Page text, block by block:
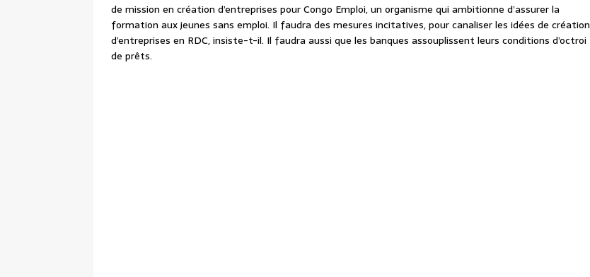
de mission en création d’entreprises pour Congo Emploi, un organisme qui ambitionne d’assurer la
formation aux jeunes sans emploi. Il faudra des mesures incitatives, pour canaliser les idées de création
d’entreprises en RDC, insiste-t-il. Il faudra aussi que les banques assouplissent leurs conditions d’octroi
de prêts.